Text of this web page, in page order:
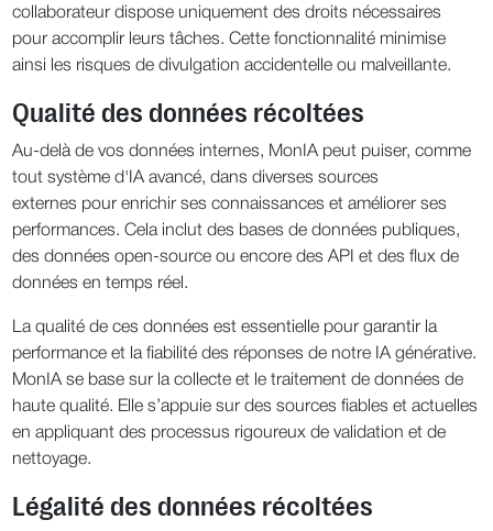
collaborateur dispose uniquement des droits nécessaires
pour accomplir leurs tâches. Cette fonctionnalité minimise
ainsi les risques de divulgation accidentelle ou malveillante.
Qualité des données récoltées
Au-delà de vos données internes, MonIA peut puiser, comme
tout système d'IA avancé, dans diverses sources
externes pour enrichir ses connaissances et améliorer ses
performances. Cela inclut des bases de données publiques,
des données open-source ou encore des API et des flux de
données en temps réel.
La qualité de ces données est essentielle pour garantir la
performance et la fiabilité des réponses de notre IA générative.
MonIA se base sur la collecte et le traitement de données de
haute qualité. Elle s’appuie sur des sources fiables et actuelles
en appliquant des processus rigoureux de validation et de
nettoyage.
Légalité des données récoltées